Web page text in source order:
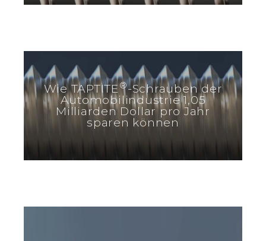
Wie TAPTITE®-Schrauben der
Automobilindustrie 1,05
Milliarden Dollar pro Jahr
sparen können